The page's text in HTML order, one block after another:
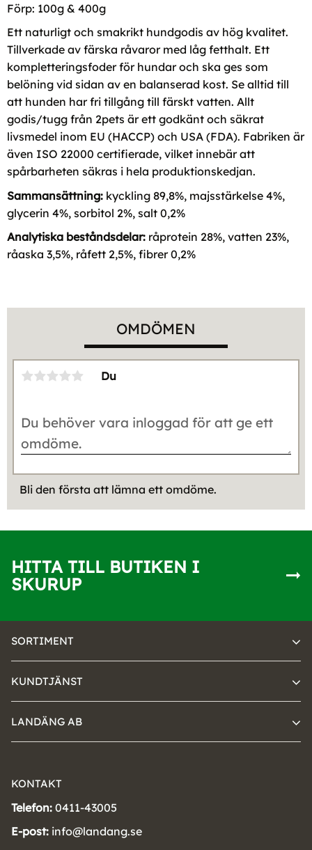
Förp: 100g & 400g
Ett naturligt och smakrikt hundgodis av hög kvalitet.
Tillverkade av färska råvaror med låg fetthalt. Ett
kompletteringsfoder för hundar och ska ges som
belöning vid sidan av en balanserad kost. Se alltid till
att hunden har fri tillgång till färskt vatten. Allt
godis/tugg från 2pets är ett godkänt och säkrat
livsmedel inom EU (HACCP) och USA (FDA). Fabriken är
även ISO 22000 certifierade, vilket innebär att
spårbarheten säkras i hela produktionskedjan.
Sammansättning: kyckling 89,8%, majsstärkelse 4%,
glycerin 4%, sorbitol 2%, salt 0,2%
Analytiska beståndsdelar: råprotein 28%, vatten 23%,
råaska 3,5%, råfett 2,5%, fibrer 0,2%
OMDÖMEN
Du
Bli den första att lämna ett omdöme.
HITTA TILL BUTIKEN I
SKURUP
SORTIMENT
KUNDTJÄNST
LANDÄNG AB
KONTAKT
Telefon: 0411-43005
E-post: info@landang.se